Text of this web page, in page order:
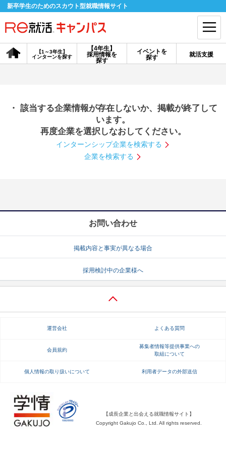
新卒学生のためのスカウト型就職情報サイト
【4年生】
採用情報を
探す
【1～3年生】
インターンを探す
イベントを
探す
就活支援
会員登録 ログイン
探す
【4年生】
説明会を探す
インターンを探す
就活ノウハウ・サポート
就活支援
就活ノウハウが満載！ お役立ち記事・相談室など
適職診断 就活チャンネル
・ 該当する企業情報が存在しないか、掲載が終了して
います。
再度企業を選択しなおしてください。
インターンシップ企業を検索する
企業を検索する
お問い合わせ
掲載内容と事実が異なる場合
採用検討中の企業様へ
運営会社 よくある質問
会員規約
募集者情報等提供事業への
取組について
個人情報の取り扱いについて 利用者データの外部送信
【成長企業と出会える就職情報サイト】
Copyright Gakujo Co., Ltd. All rights reserved.